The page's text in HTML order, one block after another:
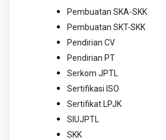
Pembuatan SKA-SKK
Pembuatan SKT-SKK
Pendirian CV
Pendirian PT
Serkom JPTL
Sertifikasi ISO
Sertifikat LPJK
SIUJPTL
SKK